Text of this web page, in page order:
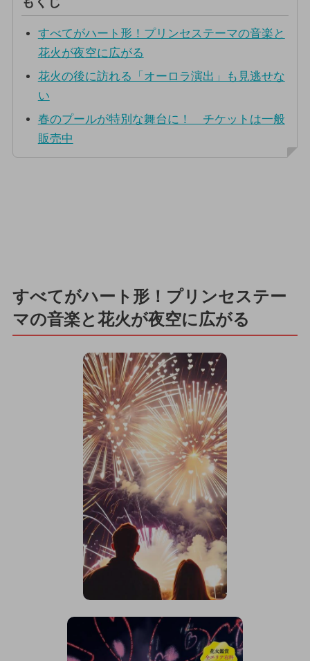
すべてがハート形！プリンセステーマの音楽と
花火が夜空に広がる
花火の後に訪れる「オーロラ演出」も見逃せな
い
春のプールが特別な舞台に！ チケットは一般
販売中
すべてがハート形！プリンセステー
マの音楽と花火が夜空に広がる